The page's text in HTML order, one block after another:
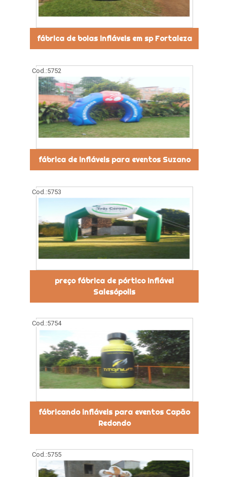
fábrica de boias infláveis em sp Fortaleza
Cod.:5752
fábrica de infláveis para eventos Suzano
Cod.:5753
preço fábrica de pórtico inflável
Salesópolis
Cod.:5754
fábricando infláveis para eventos Capão
Redondo
Cod.:5755